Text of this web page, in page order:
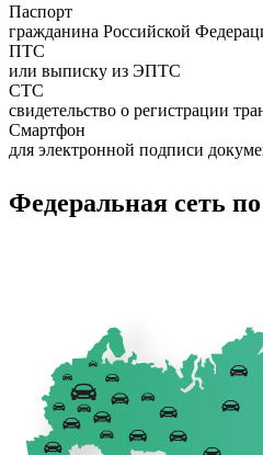
Паспорт
гражданина Российской
ПТС
или выписку из ЭПТС
СТС
свидетельство о регистрации
Смартфон
для электронной подписи
Федеральная сеть